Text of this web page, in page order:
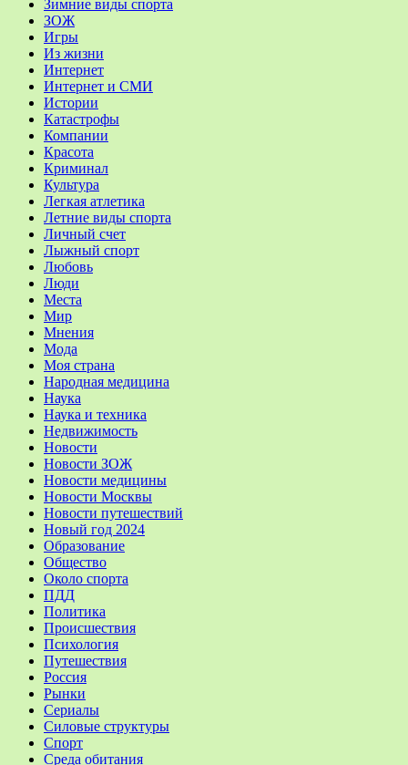
Зимние виды спорта
ЗОЖ
Игры
Из жизни
Интернет
Интернет и СМИ
Истории
Катастрофы
Компании
Красота
Криминал
Культура
Легкая атлетика
Летние виды спорта
Личный счет
Лыжный спорт
Любовь
Люди
Места
Мир
Мнения
Мода
Моя страна
Народная медицина
Наука
Наука и техника
Недвижимость
Новости
Новости ЗОЖ
Новости медицины
Новости Москвы
Новости путешествий
Новый год 2024
Образование
Общество
Около спорта
ПДД
Политика
Происшествия
Психология
Путешествия
Россия
Рынки
Сериалы
Силовые структуры
Спорт
Среда обитания